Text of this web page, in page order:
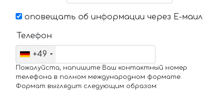
оповещать об информации через Е-маил
Телефон
+49
Пожалуйста, напишите Ваш контактный номер
телефона в полном международном формате.
Формат выглядит следующим образом: